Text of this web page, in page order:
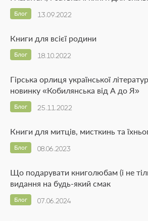
13.09.2022
Блог
Книги для всієї родини
18.10.2022
Блог
Гірська орлиця української
новинку «Кобилянська від А до Я»
25.11.2022
Блог
Книги для митців, мисткинь та
08.06.2023
Блог
Що подарувати книголюбам (і не
видання на будь-який смак
07.06.2024
Блог